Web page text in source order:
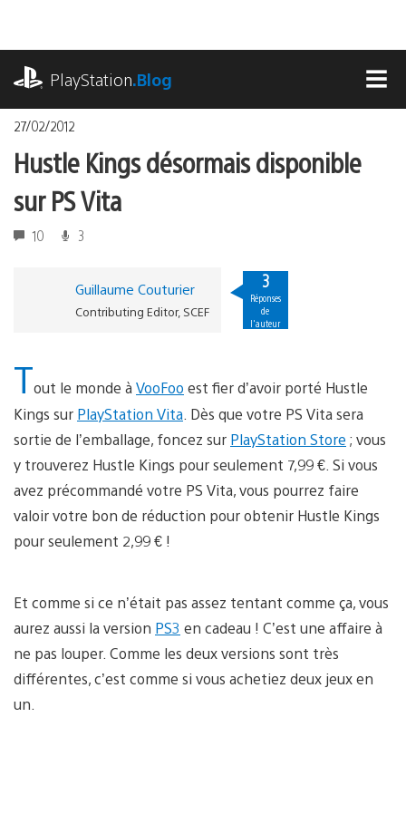
contenu
PlayStation.Blog
27/02/2012
Hustle Kings désormais disponible
sur PS Vita
10 3
Guillaume Couturier
Contributing Editor, SCEF
3
Réponses
de
l'auteur
Tout le monde à VooFoo est fier d’avoir porté Hustle
Kings sur PlayStation Vita . Dès que votre PS Vita sera
sortie de l’emballage, foncez sur PlayStation Store ; vous
y trouverez Hustle Kings pour seulement 7,99 €. Si vous
avez précommandé votre PS Vita, vous pourrez faire
valoir votre bon de réduction pour obtenir Hustle Kings
pour seulement 2,99 € !
Et comme si ce n’était pas assez tentant comme ça, vous
aurez aussi la version PS3 en cadeau ! C’est une affaire à
ne pas louper. Comme les deux versions sont très
différentes, c’est comme si vous achetiez deux jeux en
un.